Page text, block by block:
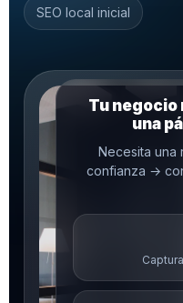
SEO local inicial
Tu negocio
una
Necesita una
confianza →